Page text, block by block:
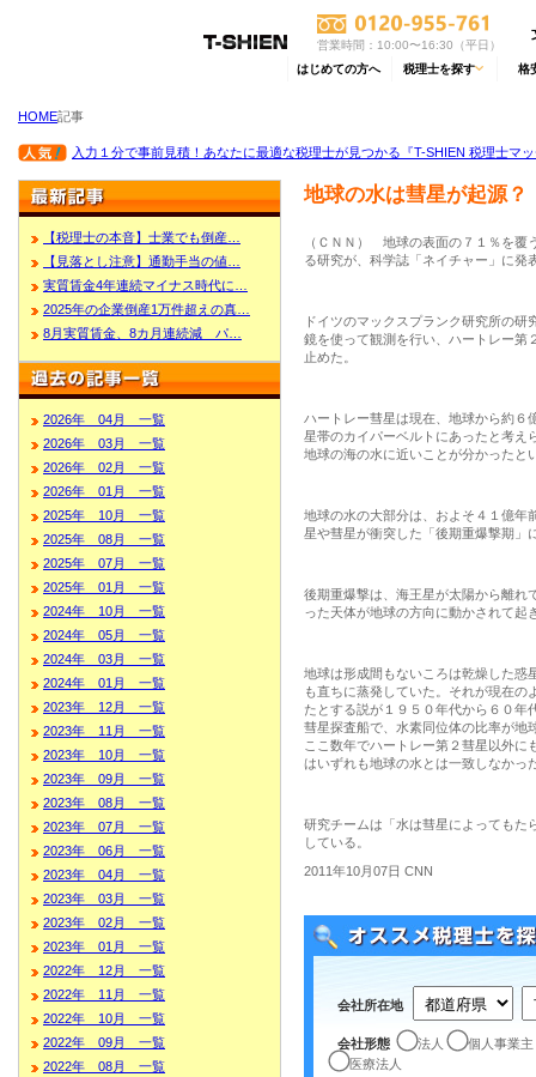
営業時間：10:00〜16:30（平日）
はじめての方へ 税理士を探す 格
HOME記事
入力１分で事前見積！あなたに最適な税理士が見つかる『T-SHIEN 税理士マ
【税理士の本音】士業でも倒産…
【見落とし注意】通勤手当の値…
実質賃金4年連続マイナス時代に…
2025年の企業倒産1万件超えの真…
8月実質賃金、8カ月連続減 パ…
2026年 04月 一覧
2026年 03月 一覧
2026年 02月 一覧
2026年 01月 一覧
2025年 10月 一覧
2025年 08月 一覧
2025年 07月 一覧
2025年 01月 一覧
2024年 10月 一覧
2024年 05月 一覧
2024年 03月 一覧
2024年 01月 一覧
2023年 12月 一覧
2023年 11月 一覧
2023年 10月 一覧
2023年 09月 一覧
2023年 08月 一覧
2023年 07月 一覧
2023年 06月 一覧
2023年 04月 一覧
2023年 03月 一覧
2023年 02月 一覧
2023年 01月 一覧
2022年 12月 一覧
2022年 11月 一覧
2022年 10月 一覧
2022年 09月 一覧
2022年 08月 一覧
地球の水は彗星が起源
（ＣＮＮ） 地球の表面の７１％を覆
る研究が、科学誌「ネイチャー」に発
ドイツのマックスプランク研究所の
鏡を使って観測を行い、ハートレー第
止めた。
ハートレー彗星は現在、地球から約６
星帯のカイパーベルトにあったと考え
地球の海の水に近いことが分かったと
地球の水の大部分は、およそ４１億年
星や彗星が衝突した「後期重爆撃期」
後期重爆撃は、海王星が太陽から離れ
った天体が地球の方向に動かされて起
地球は形成間もないころは乾燥した惑
も直ちに蒸発していた。それが現在
たとする説が１９５０年代から６０年
彗星探査船で、水素同位体の比率が地
ここ数年でハートレー第２彗星以外
はいずれも地球の水とは一致しなかっ
研究チームは「水は彗星によってもた
している。
2011年10月07日 CNN
会社所在地
会社形態 法人
個人事業主
医療法人